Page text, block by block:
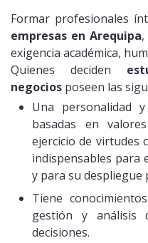
Formar profesionales
empresas en Arequipa
exigencia académica,
Quienes deciden
negocios poseen las
Una personalidad
basadas en
ejercicio de virtudes
indispensables para
y para su despliegue
Tiene
gestión y
decisiones.